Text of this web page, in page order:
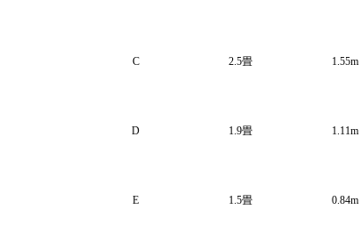
C 2.5畳 1.55m
D 1.9畳 1.11m
E 1.5畳 0.84m